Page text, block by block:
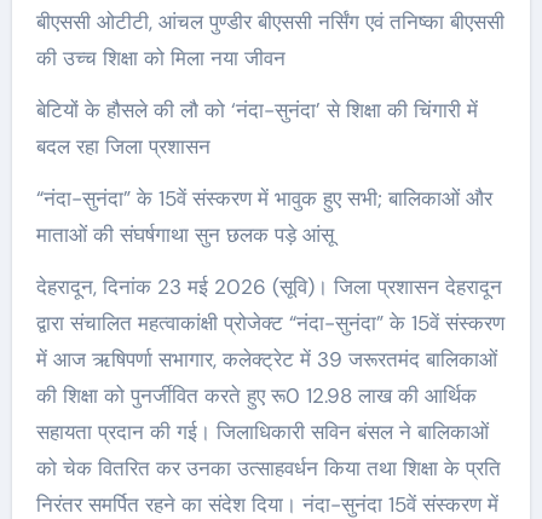
बीएससी ओटीटी, आंचल पुण्डीर बीएससी नर्सिंग एवं तनिष्का बीएससी
की उच्च शिक्षा को मिला नया जीवन
बेटियों के हौसले की लौ को ‘नंदा-सुनंदा’ से शिक्षा की चिंगारी में
बदल रहा जिला प्रशासन
“नंदा-सुनंदा” के 15वें संस्करण में भावुक हुए सभी; बालिकाओं और
माताओं की संघर्षगाथा सुन छलक पड़े आंसू
देहरादून, दिनांक 23 मई 2026 (सूवि)। जिला प्रशासन देहरादून
द्वारा संचालित महत्वाकांक्षी प्रोजेक्ट “नंदा-सुनंदा” के 15वें संस्करण
में आज ऋषिपर्णा सभागार, कलेक्ट्रेट में 39 जरूरतमंद बालिकाओं
की शिक्षा को पुनर्जीवित करते हुए रू0 12.98 लाख की आर्थिक
सहायता प्रदान की गई। जिलाधिकारी सविन बंसल ने बालिकाओं
को चेक वितरित कर उनका उत्साहवर्धन किया तथा शिक्षा के प्रति
निरंतर समर्पित रहने का संदेश दिया। नंदा-सुनंदा 15वें संस्करण में